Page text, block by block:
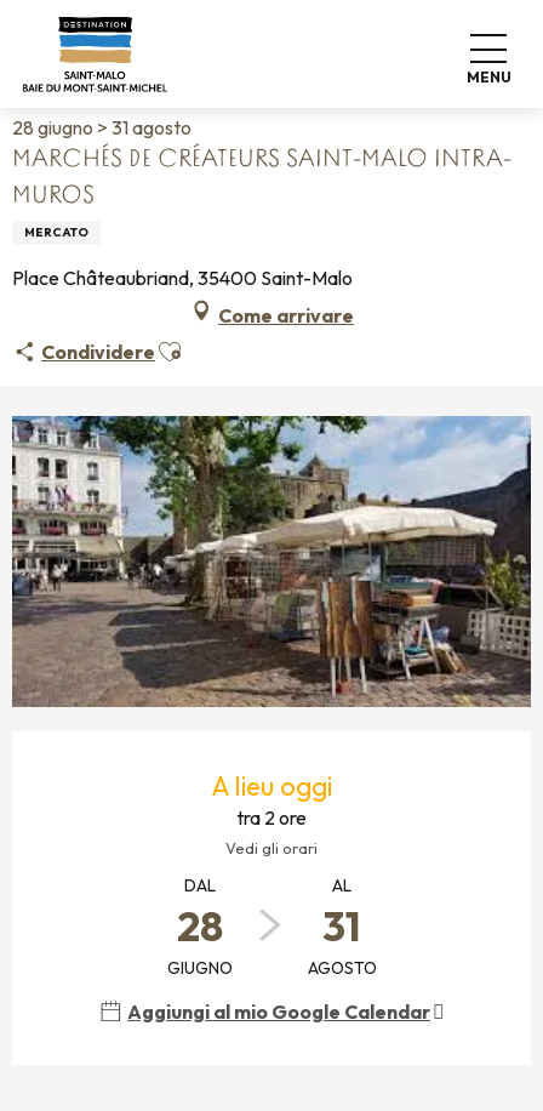
contenu
MENU
Home Vivere come a casa
Marchés de créateurs Saint-Malo intra-muros
28 giugno > 31 agosto
MARCHÉS DE CRÉATEURS SAINT-MALO INTRA-
MUROS
MERCATO
Place Châteaubriand, 35400 Saint-Malo
Come arrivare
Condividere Ajouter aux favoris
A lieu oggi
tra 2 ore
Vedi gli orari
DAL
28
GIUGNO
AL
31
AGOSTO
Aggiungi al mio Google Calendar